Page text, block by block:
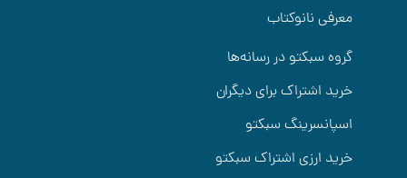
معرفی نانوکتاب
گروه سبکتو در رسانه‌ها
خرید اشتراک برای دیگران
اسپانسرینگ سبکتو
خرید ارزی اشتراک سبکتو